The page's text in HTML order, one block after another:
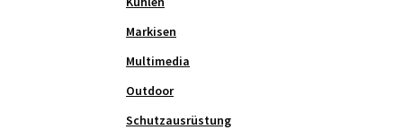
Markisen
Multimedia
Outdoor
Schutzausrüstung